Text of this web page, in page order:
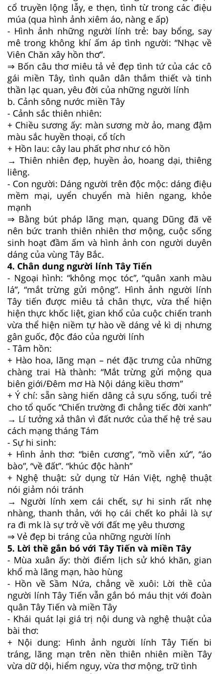
cổ truyền lộng lẫy, e thẹn, tình từ trong các điệu
múa (qua hình ảnh xiêm áo, nàng e ấp)
- Hình ảnh những người lính trẻ: bay bổng, say
mê trong không khí ấm áp tình người: “Nhạc về
Viên Chăn xây hồn thơ”.
⇒ Bốn câu thơ miêu tả vẻ đẹp tình tứ của các cô
gái miền Tây, tình quân dân thắm thiết và tinh
thần lạc quan, yêu đời của những người lính
b. Cảnh sông nước miền Tây
- Cảnh sắc thiên nhiên:
+ Chiều sương ấy: màn sương mờ ảo, mang đậm
màu sắc huyền thoại, cổ tích
+ Hồn lau: cây lau phất phơ như có hồn
→ Thiên nhiên đẹp, huyền ảo, hoang dại, thiêng
liêng.
- Con người: Dáng người trên độc mộc: dáng điệu
mềm mại, uyển chuyển mà hiên ngang, khỏe
mạnh
⇒ Bằng bút pháp lãng mạn, quang Dũng đã vẽ
nên bức tranh thiên nhiên thơ mộng, cuộc sống
sinh hoạt đầm ấm và hình ảnh con người duyên
dáng của vùng Tây Bắc.
4. Chân dung người lính Tây Tiến
- Ngoại hình: “không mọc tóc”, “quân xanh màu
lá”, “mắt trừng gửi mộng”. Hình ảnh người lính
Tây tiến được miêu tả chân thực, vừa thể hiện
hiện thực khốc liệt, gian khổ của cuộc chiến tranh
vừa thể hiện niềm tự hào về dáng vẻ kì dị nhưng
gân guốc, độc đáo của người lính
- Tâm hồn:
+ Hào hoa, lãng mạn – nét đặc trưng của những
chàng trai Hà thành: “Mắt trừng gửi mộng qua
biên giới/Đêm mơ Hà Nội dáng kiều thơm”
+ Ý chí: sẵn sàng hiến dâng cả sựu sống, tuổi trẻ
cho tổ quốc “Chiến trường đi chẳng tiếc đời xanh”
→ Lí tưởng xả thân vì đất nước của thế hệ trẻ sau
cách mạng tháng Tám
- Sự hi sinh:
+ Hình ảnh thơ: “biên cương”, “mồ viễn xứ”, “áo
bào”, “về đất”. “khúc độc hành”
+ Nghệ thuật: sử dụng từ Hán Việt, nghệ thuật
nói giảm nói tránh
→ Người lính xem cái chết, sự hi sinh rất nhẹ
nhàng, thanh thản, với họ cái chết ko phải là sự
ra đi mk là sự trở về với đất mẹ yêu thương
⇒ Vẻ đẹp bi tráng của những người lính
5. Lời thề gắn bó với Tây Tiến và miền Tây
- Mùa xuân ấy: thời điểm lịch sử khó khăn, gian
khổ mà lãng mạn, hào hùng
- Hồn về Sầm Nứa, chẳng về xuôi: Lời thề của
người lính Tây Tiến vẫn gắn bó máu thịt với đoàn
quân Tây Tiến và miền Tây
- Khái quát lại giá trị nội dung và nghệ thuật của
bài thơ:
+ Nội dung: Hình ảnh người lính Tây Tiến bi
tráng, lãng mạn trên nền thiên nhiên miền Tây
vừa dữ dội, hiểm nguy, vừa thơ mộng, trữ tình